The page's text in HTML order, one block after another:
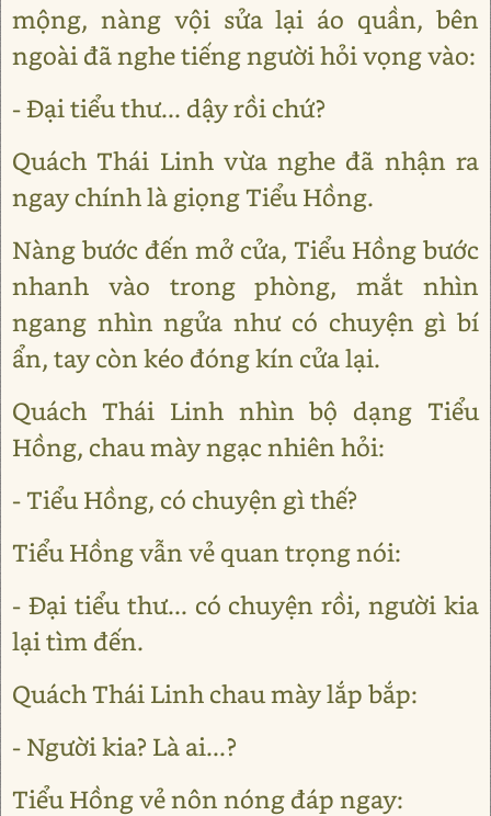
mộng, nàng vội sửa lại áo quần, bên
ngoài đã nghe tiếng người hỏi vọng vào:
- Đại tiểu thư... dậy rồi chứ?
Quách Thái Linh vừa nghe đã nhận ra
ngay chính là giọng Tiểu Hồng.
Nàng bước đến mở cửa, Tiểu Hồng bước
nhanh vào trong phòng, mắt nhìn
ngang nhìn ngửa như có chuyện gì bí
ẩn, tay còn kéo đóng kín cửa lại.
Quách Thái Linh nhìn bộ dạng Tiểu
Hồng, chau mày ngạc nhiên hỏi:
- Tiểu Hồng, có chuyện gì thế?
Tiểu Hồng vẫn vẻ quan trọng nói:
- Đại tiểu thư... có chuyện rồi, người kia
lại tìm đến.
Quách Thái Linh chau mày lắp bắp:
- Người kia? Là ai...?
Tiểu Hồng vẻ nôn nóng đáp ngay: